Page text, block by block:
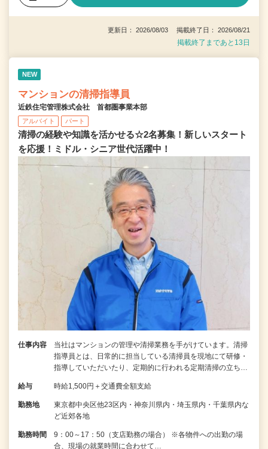
更新日： 2026/08/03 掲載終了日： 2026/08/21
掲載終了まであと13日
NEW
マンションの清掃指導員
近鉄住宅管理株式会社 首都圏事業本部
アルバイト パート
清掃の経験や知識を活かせる☆2名募集！新しいスタート
を応援！ミドル・シニア世代活躍中！
仕事内容
当社はマンションの管理や清掃業務を手がけています。清掃
指導員とは、日常的に担当している清掃員を現地にて研修・
指導していただいたり、定期的に行われる定期清掃の立ち…
給与 時給1,500円＋交通費全額支給
勤務地
東京都中央区他23区内・神奈川県内・埼玉県内・千葉県内な
ど近郊各地
勤務時間
9：00～17：50（支店勤務の場合） ※各物件への出勤の場
合、現場の就業時間に合わせて…